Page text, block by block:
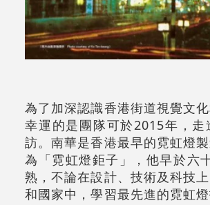
為了加深認識香港街道視覺文
幸運的是團隊可於2015年，
訪。南華是香港最早的霓虹燈
為「霓虹燈鉅子」，他早於六
熟，不論在設計、技術及科技
和國家中，學習最先進的霓虹